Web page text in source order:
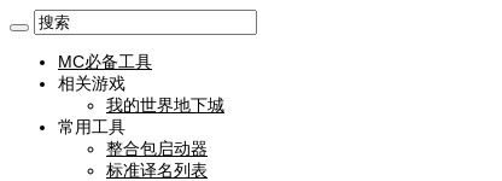
MC必备工具
相关游戏
我的世界地下城
常用工具
整合包启动器
标准译名列表